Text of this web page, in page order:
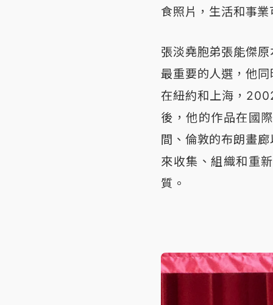
食照片，生活和事
張淡堯胞弟張能傑
最重要的人選，他
在紐約和上海，
後，他的作品在國
間、倫敦的布朗畫
來收集、組織和重
質。